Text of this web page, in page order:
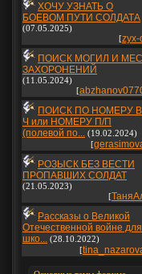
ХОЧУ УЗНАТЬ О
БОЕВОМ ПУТИ СОЛДАТА
(07.05.2025)
[zyx-
ПОИСК МОГИЛ И
ЗАХОРОНЕНИЙ
(11.05.2024)
[
ПОИСК ПО НОМЕРУ
Ч или НОМЕРУ П/П
(полевой по... (19.02.2024)
[
РОЗЫСК БЕЗ ВЕСТИ
ПРОПАВШИХ СОЛДАТ
(21.05.2023)
[
Рассказы о Великой
Отечественной войне для
шко... (28.10.2022)
[